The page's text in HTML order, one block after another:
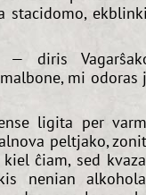
stacidomo,
— diris
mi odoras
ligita per
peltjako,
ĉiam, sed
nenian